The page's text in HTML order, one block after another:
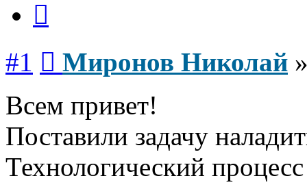
#1 Миронов Николай
Всем привет!
Поставили задачу
Технологический